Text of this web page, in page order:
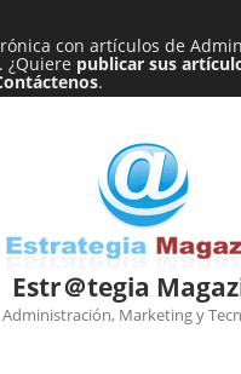
con artículos de
¿Quiere publicar sus
.
Estr＠tegia
Administración, Marketing y